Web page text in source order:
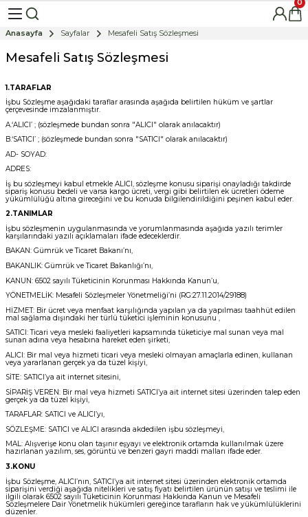
0
Anasayfa Sayfalar Mesafeli Satış Sözleşmesi
Mesafeli Satış Sözleşmesi
1.TARAFLAR
İşbu Sözleşme aşağıdaki taraflar arasında aşağıda belirtilen hüküm ve şartlar
çerçevesinde imzalanmıştır.
A.‘ALICI’ ; (sözleşmede bundan sonra "ALICI" olarak anılacaktır)
B.‘SATICI’ ; (sözleşmede bundan sonra "SATICI" olarak anılacaktır)
AD- SOYAD:
ADRES:
İş bu sözleşmeyi kabul etmekle ALICI, sözleşme konusu siparişi onayladığı takdirde
sipariş konusu bedeli ve varsa kargo ücreti, vergi gibi belirtilen ek ücretleri ödeme
yükümlülüğü altına gireceğini ve bu konuda bilgilendirildiğini peşinen kabul eder.
2.TANIMLAR
İşbu sözleşmenin uygulanmasında ve yorumlanmasında aşağıda yazılı terimler
karşılarındaki yazılı açıklamaları ifade edeceklerdir.
BAKAN: Gümrük ve Ticaret Bakanı’nı,
BAKANLIK: Gümrük ve Ticaret Bakanlığı’nı,
KANUN: 6502 sayılı Tüketicinin Korunması Hakkında Kanun’u,
YÖNETMELİK: Mesafeli Sözleşmeler Yönetmeliği’ni (RG:27.11.2014/29188)
HİZMET: Bir ücret veya menfaat karşılığında yapılan ya da yapılması taahhüt edilen
mal sağlama dışındaki her türlü tüketici işleminin konusunu ,
SATICI: Ticari veya mesleki faaliyetleri kapsamında tüketiciye mal sunan veya mal
sunan adına veya hesabına hareket eden şirketi,
ALICI: Bir mal veya hizmeti ticari veya mesleki olmayan amaçlarla edinen, kullanan
veya yararlanan gerçek ya da tüzel kişiyi,
SİTE: SATICI’ya ait internet sitesini,
SİPARİŞ VEREN: Bir mal veya hizmeti SATICI’ya ait internet sitesi üzerinden talep eden
gerçek ya da tüzel kişiyi,
TARAFLAR: SATICI ve ALICI’yı,
SÖZLEŞME: SATICI ve ALICI arasında akdedilen işbu sözleşmeyi,
MAL: Alışverişe konu olan taşınır eşyayı ve elektronik ortamda kullanılmak üzere
hazırlanan yazılım, ses, görüntü ve benzeri gayri maddi malları ifade eder.
3.KONU
İşbu Sözleşme, ALICI’nın, SATICI’ya ait internet sitesi üzerinden elektronik ortamda
siparişini verdiği aşağıda nitelikleri ve satış fiyatı belirtilen ürünün satışı ve teslimi ile
ilgili olarak 6502 sayılı Tüketicinin Korunması Hakkında Kanun ve Mesafeli
Sözleşmelere Dair Yönetmelik hükümleri gereğince tarafların hak ve yükümlülüklerini
düzenler.